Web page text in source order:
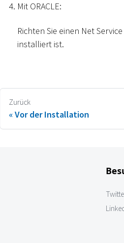
Mit ORACLE:
Richten Sie einen Net
installiert ist.
Zurück
Vor der Installation